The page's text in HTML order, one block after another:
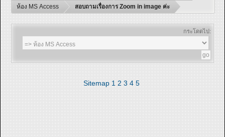
ห้อง MS Access
สอบถามเรื่องการ Zoom in image ค่ะ
กระโดดไป:
Sitemap 1 2 3 4 5